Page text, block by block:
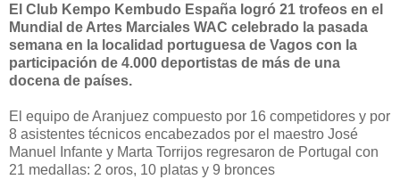
El Club Kempo Kembudo España logró 21 trofeos en el
Mundial de Artes Marciales WAC celebrado la pasada
semana en la localidad portuguesa de Vagos con la
participación de 4.000 deportistas de más de una
docena de países.
El equipo de Aranjuez compuesto por 16 competidores y por
8 asistentes técnicos encabezados por el maestro José
Manuel Infante y Marta Torrijos regresaron de Portugal con
21 medallas: 2 oros, 10 platas y 9 bronces